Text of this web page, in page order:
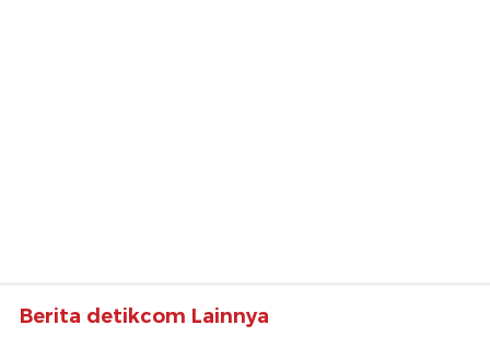
Berita detikcom Lainnya